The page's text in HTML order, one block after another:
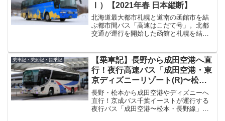
Ⅰ）【2021年春 日本縦断】
北海道最大都市札幌と道南の函館市を結
ぶ都市間バス「高速はこだて号」。北都
交通が運行を開始した函館と札幌を結ぶ
ーシャンドリーム」が統合し、2003（平
成15）年から運行が...
乗車記・乗船記・搭乗記
【乗車記】長野から成田空港へ直
行！夜行高速バス「成田空港・東
京ディズニーリゾート(R)〜松
本・長野線」
長野・松本から成田空港やディズニーへ
直行！京成バス千葉イーストが運行する
夜行バス「成田空港〜松本・長野線」の3